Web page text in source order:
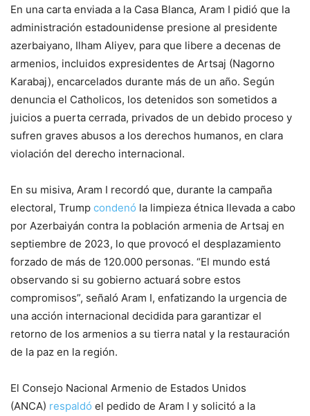
En una carta enviada a la Casa Blanca, Aram I pidió que la
administración estadounidense presione al presidente
azerbaiyano, Ilham Aliyev, para que libere a decenas de
armenios, incluidos expresidentes de Artsaj (Nagorno
Karabaj), encarcelados durante más de un año. Según
denuncia el Catholicos, los detenidos son sometidos a
juicios a puerta cerrada, privados de un debido proceso y
sufren graves abusos a los derechos humanos, en clara
violación del derecho internacional.
En su misiva, Aram I recordó que, durante la campaña
electoral, Trump condenó la limpieza étnica llevada a cabo
por Azerbaiyán contra la población armenia de Artsaj en
septiembre de 2023, lo que provocó el desplazamiento
forzado de más de 120.000 personas. “El mundo está
observando si su gobierno actuará sobre estos
compromisos”, señaló Aram I, enfatizando la urgencia de
una acción internacional decidida para garantizar el
retorno de los armenios a su tierra natal y la restauración
de la paz en la región.
El Consejo Nacional Armenio de Estados Unidos
(ANCA) respaldó el pedido de Aram I y solicitó a la